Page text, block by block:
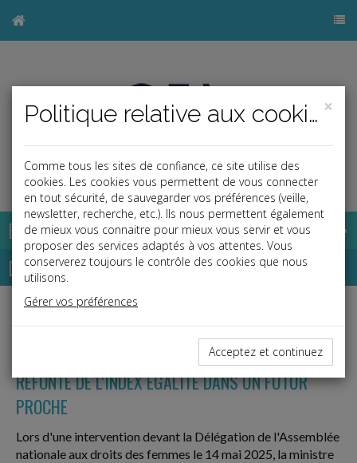
Base documentaire
Dépêches
REFONTE DE L'INDEX ÉGALITÉ DANS UN FUTUR
PROCHE
Lors d'une intervention devant la Délégation de l'Assemblée
nationale aux droits des femmes le 14 mai 2025, la ministre
×
Politique relative aux cookies
Comme tous les sites de confiance, ce site utilise des
cookies. Les cookies vous permettent de vous connecter
en tout sécurité, de sauvegarder vos préférences (veille,
newsletter, recherche, etc.). Ils nous permettent également
de mieux vous connaitre pour mieux vous servir et vous
proposer des services adaptés à vos attentes. Vous
conserverez toujours le contrôle des cookies que nous
utilisons.
Gérer vos préférences
Acceptez et continuez